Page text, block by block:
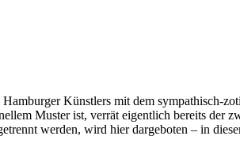
Künstlers mit dem sympathisch-
Muster ist, verrät eigentlich bereits der
werden, wird hier dargeboten – in